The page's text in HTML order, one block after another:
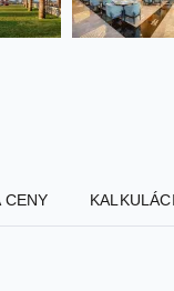
CENY